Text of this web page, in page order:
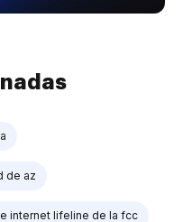
de az
internet lifeline de la fcc